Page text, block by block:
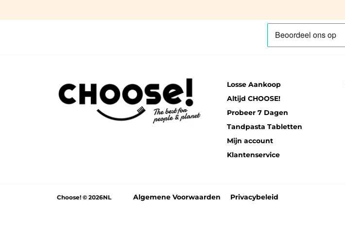
Losse Aankoop
Altijd CHOOSE!
Probeer 7 Dagen
Tandpasta Tabletten
Mijn account
Klantenservice
Choose! © 2026NL Algemene Voorwaarden Privacybeleid